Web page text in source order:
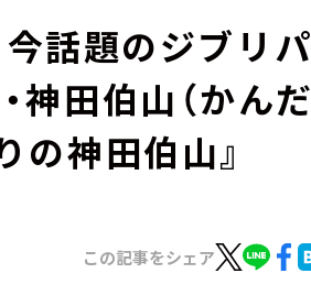
今話題のジブリパ
神田伯山（かんだ
の神田伯山』
この記事をシェア